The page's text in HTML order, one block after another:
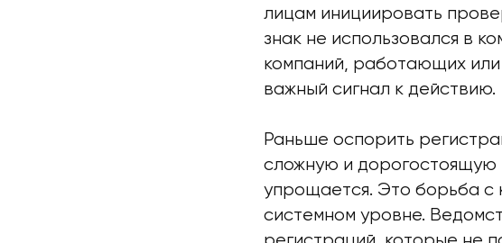
лицам инициировать
знак не использовался в
компаний, работающих
важный сигнал к действию.
Раньше оспорить
сложную и дорогостоящую
упрощается. Это борьба с
системном уровне.